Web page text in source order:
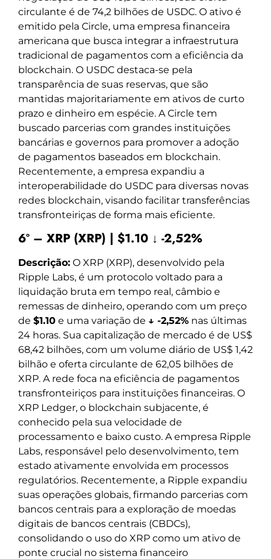
circulante é de 74,2 bilhões de USDC. O ativo é
emitido pela Circle, uma empresa financeira
americana que busca integrar a infraestrutura
tradicional de pagamentos com a eficiência da
blockchain. O USDC destaca-se pela
transparência de suas reservas, que são
mantidas majoritariamente em ativos de curto
prazo e dinheiro em espécie. A Circle tem
buscado parcerias com grandes instituições
bancárias e governos para promover a adoção
de pagamentos baseados em blockchain.
Recentemente, a empresa expandiu a
interoperabilidade do USDC para diversas novas
redes blockchain, visando facilitar transferências
transfronteiriças de forma mais eficiente.
6º – XRP (XRP) | $1.10 ↓ -2,52%
Descrição: O XRP (XRP), desenvolvido pela
Ripple Labs, é um protocolo voltado para a
liquidação bruta em tempo real, câmbio e
remessas de dinheiro, operando com um preço
de $1.10 e uma variação de ↓ -2,52% nas últimas
24 horas. Sua capitalização de mercado é de US$
68,42 bilhões, com um volume diário de US$ 1,42
bilhão e oferta circulante de 62,05 bilhões de
XRP. A rede foca na eficiência de pagamentos
transfronteiriços para instituições financeiras. O
XRP Ledger, o blockchain subjacente, é
conhecido pela sua velocidade de
processamento e baixo custo. A empresa Ripple
Labs, responsável pelo desenvolvimento, tem
estado ativamente envolvida em processos
regulatórios. Recentemente, a Ripple expandiu
suas operações globais, firmando parcerias com
bancos centrais para a exploração de moedas
digitais de bancos centrais (CBDCs),
consolidando o uso do XRP como um ativo de
ponte crucial no sistema financeiro